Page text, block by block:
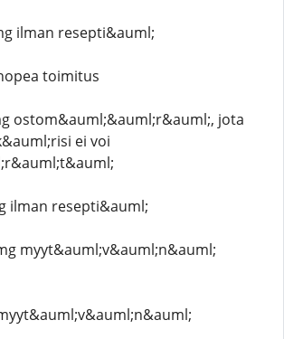
ilman resepti&auml;
toimitus
ostom&auml;&auml;r&auml;, jota
ei voi
ilman resepti&auml;
myyt&auml;v&auml;n&auml;